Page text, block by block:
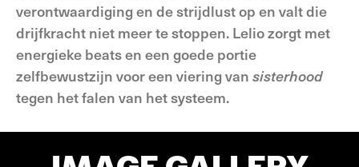
verontwaardiging en de strijdlust op en valt die
drijfkracht niet meer te stoppen. Lelio zorgt met
energieke beats en een goede portie
zelfbewustzijn voor een viering van sisterhood
tegen het falen van het systeem.